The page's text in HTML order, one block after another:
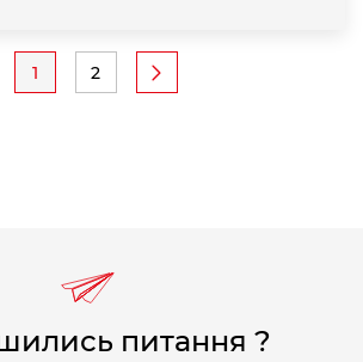
Поточна
1 Page
2
питання ?